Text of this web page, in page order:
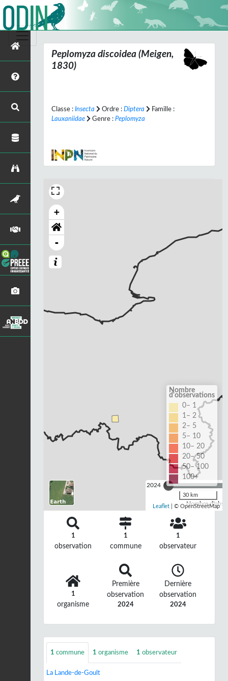
Peplomyza discoidea (Meigen,
1830)
Classe : Insecta Ordre : Diptera
Famille :
Lauxaniidae
Genre : Peplomyza
+
-
2024
Nombre
Nombre
d'observations
0– 1
1– 2
2– 5
5– 10
10– 20
20– 50
50– 100
100+
30 km
Leaflet | © OpenStreetMap
1
observation
1
commune
1
observateur
1
organisme
Première
observation
2024
Dernière
observation
2024
1 commune 1 organisme 1 observateur
La Lande-de-Goult